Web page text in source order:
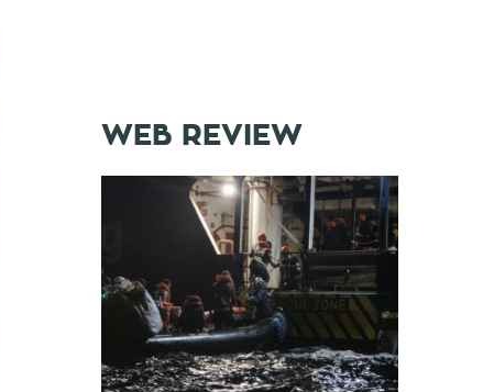
WEB REVIEW